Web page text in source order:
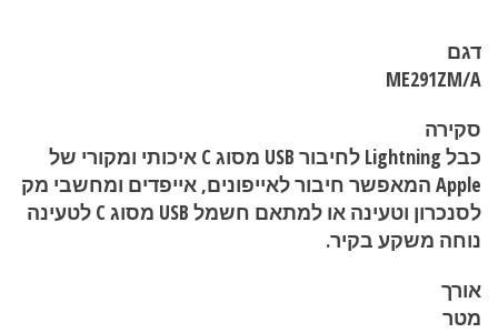
דגם
ME291ZM/A
סקירה
כבל Lightning לחיבור USB מסוג C איכותי ומקורי של
Apple המאפשר חיבור לאייפונים, אייפדים ומחשבי מק
לסנכרון וטעינה או למתאם חשמל USB מסוג C לטעינה
נוחה משקע בקיר.
אורך
מטר